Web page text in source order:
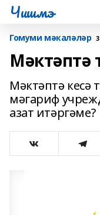
Чишмэ
Гомуми мәкаләләр
Мәктәптә
Мәктәптә кесә
мәгариф
азат итәргәме?